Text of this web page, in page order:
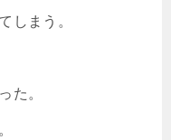
しまう。
た。